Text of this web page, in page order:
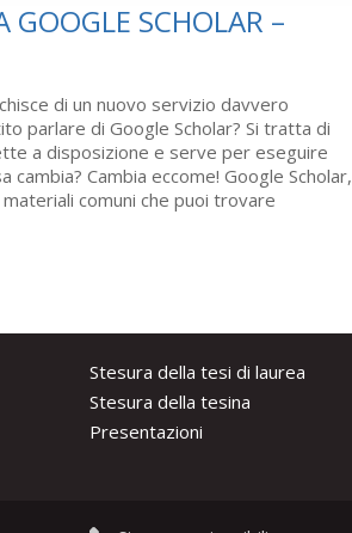
GOOGLE SCHOLAR –
di un nuovo servizio davvero
parlare di Google Scholar? Si tratta di
a disposizione e serve per eseguire
cambia? Cambia eccome! Google Scholar,
comuni che puoi trovare
Stesura della tesi di laurea
Stesura della tesina
Presentazioni